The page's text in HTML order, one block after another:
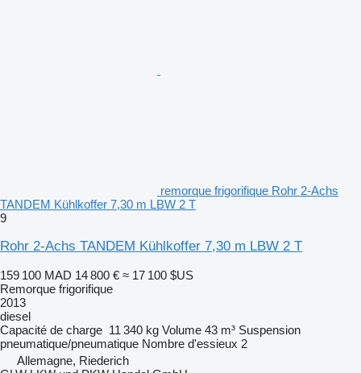
remorque frigorifique Rohr 2-Achs
TANDEM Kühlkoffer 7,30 m LBW 2 T
9
Rohr 2-Achs TANDEM Kühlkoffer 7,30 m LBW 2 T
159 100 MAD 14 800 € ≈ 17 100 $US
Remorque frigorifique
2013
diesel
Capacité de charge 11 340 kg Volume 43 m³ Suspension
pneumatique/pneumatique Nombre d'essieux 2
Allemagne, Riederich